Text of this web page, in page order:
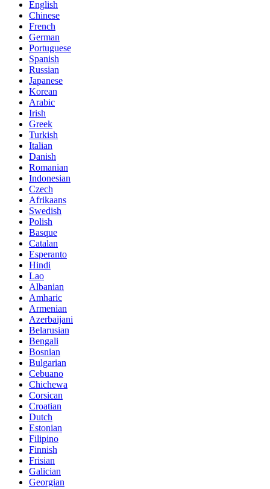
English
Chinese
French
German
Portuguese
Spanish
Russian
Japanese
Korean
Arabic
Irish
Greek
Turkish
Italian
Danish
Romanian
Indonesian
Czech
Afrikaans
Swedish
Polish
Basque
Catalan
Esperanto
Hindi
Lao
Albanian
Amharic
Armenian
Azerbaijani
Belarusian
Bengali
Bosnian
Bulgarian
Cebuano
Chichewa
Corsican
Croatian
Dutch
Estonian
Filipino
Finnish
Frisian
Galician
Georgian